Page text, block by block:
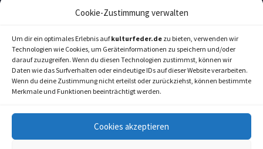
Cookie-Zustimmung verwalten
Um dir ein optimales Erlebnis aufkulturfeder.de zu bieten, verwenden wir
Technologien wie Cookies, um Geräteinformationen zu speichern und/oder
darauf zuzugreifen. Wenn du diesen Technologien zustimmst, können wir
Daten wie das Surfverhalten oder eindeutige IDs auf dieser Website verarbeiten.
Wenn du deine Zustimmung nicht erteilst oder zurückziehst, können bestimmte
Merkmale und Funktionen beeinträchtigt werden.
Cookies akzeptieren